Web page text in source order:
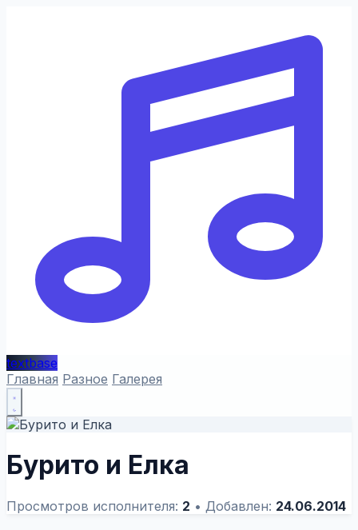
textbase
Главная Разное Галерея
Бурито и Елка
Просмотров исполнителя: 2 • Добавлен: 24.06.2014